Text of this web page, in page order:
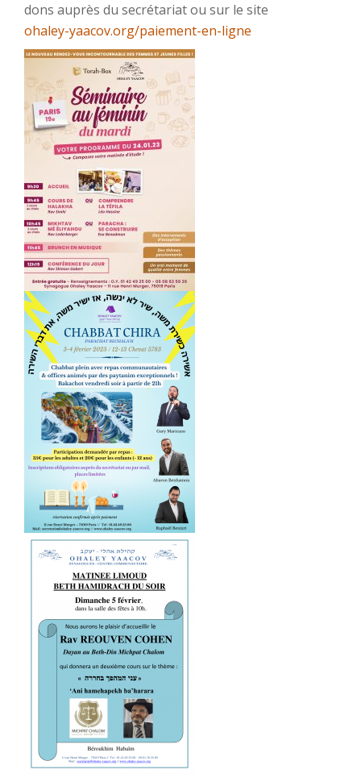
dons auprès du secrétariat ou sur le site
ohaley-yaacov.org/paiement-en-ligne